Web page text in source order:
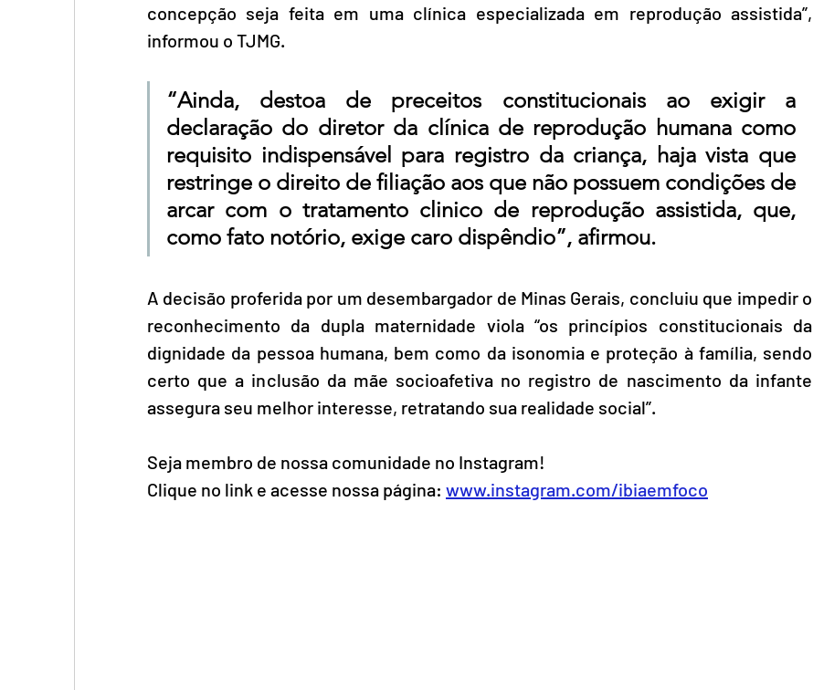
concepção seja feita em uma clínica especializada em reprodução assistida”,
informou o TJMG.
“Ainda, destoa de preceitos constitucionais ao exigir a
declaração do diretor da clínica de reprodução humana como
requisito indispensável para registro da criança, haja vista que
restringe o direito de filiação aos que não possuem condições de
arcar com o tratamento clinico de reprodução assistida, que,
como fato notório, exige caro dispêndio”, afirmou.
A decisão proferida por um desembargador de Minas Gerais, concluiu que impedir o
reconhecimento da dupla maternidade viola “os princípios constitucionais da
dignidade da pessoa humana, bem como da isonomia e proteção à família, sendo
certo que a inclusão da mãe socioafetiva no registro de nascimento da infante
assegura seu melhor interesse, retratando sua realidade social”.
Seja membro de nossa comunidade no Instagram!
Clique no link e acesse nossa página: www.instagram.com/ibiaemfoco